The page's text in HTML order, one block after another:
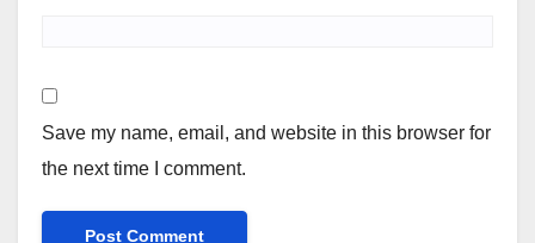
Save my name, email, and website in this browser for
the next time I comment.